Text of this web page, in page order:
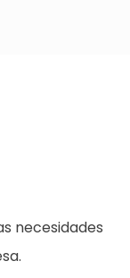
necesidades